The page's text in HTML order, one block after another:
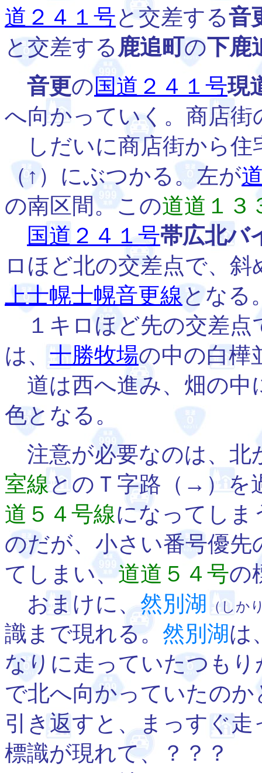
道２４１号と交差する音
と交差する 鹿追町の下鹿
音更の国道２４１号現
へ向かっていく。商店街
しだいに商店街から住
（↑）にぶつかる。左が
の南区間。この道道１３
国道２４１号帯広北バ
ロほど北の交差点で、
上士幌士幌音更線 となる
１キロほど先の交差点
は、十勝牧場の中の白樺
道は西へ進み、畑の中
色となる。
注意が必要なのは、北
室線とのＴ字路（→）を
道５４号線になってしま
のだが、小さい番号優先
てしまい、道道５４号の
おまけに、然別湖 （しか
識まで現れる。 然別湖は
なりに走っていたつも
で北へ向かっていたの
引き返すと、まっすぐ
標識が現れて、？？？